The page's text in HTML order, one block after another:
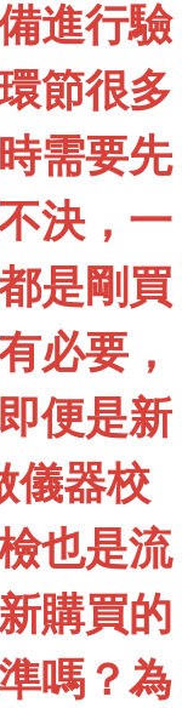
進行驗
節很多
需要先
決，一
是剛買
必要，
便是新
儀器校
也是流
購買的
嗎？為